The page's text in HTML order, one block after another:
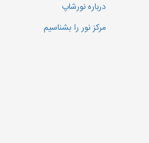
درباره نورشاپ
مرکز نور را بشناسیم